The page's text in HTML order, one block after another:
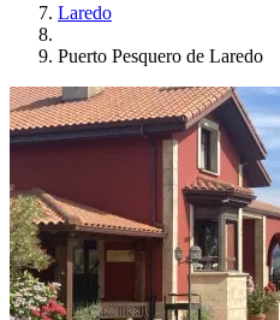
Laredo
Puerto Pesquero de Laredo